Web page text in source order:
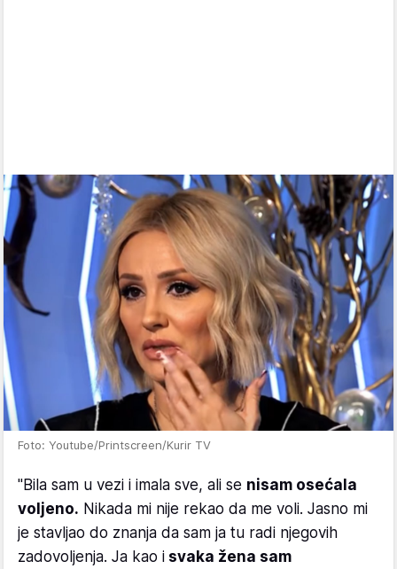
Foto: Youtube/Printscreen/Kurir TV
"Bila sam u vezi i imala sve, ali se nisam osećala
voljeno. Nikada mi nije rekao da me voli. Jasno mi
je stavljao do znanja da sam ja tu radi njegovih
zadovoljenja. Ja kao i svaka žena sam